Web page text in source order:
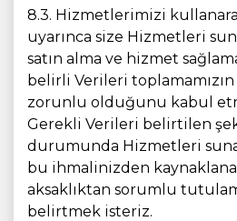
8.3. Hizmetlerimizi
uyarınca size Hizmetleri
satın alma ve hizmet
belirli Verileri
zorunlu olduğunu kabul
Gerekli Verileri belirtilen
durumunda Hizmetleri
bu ihmalinizden
aksaklıktan sorumlu
belirtmek isteriz.